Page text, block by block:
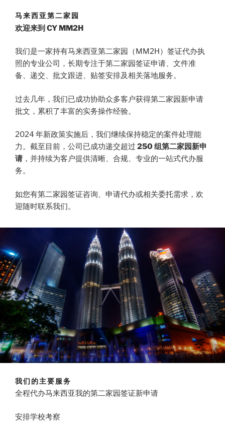
马来西亚第二家园
欢迎来到 CY MM2H
我们是一家持有马来西亚第二家园（MM2H）签证代办执
照的专业公司，长期专注于第二家园签证申请、文件准
备、递交、批文跟进、贴签安排及相关落地服务。
过去几年，我们已成功协助众多客户获得第二家园新申请
批文，累积了丰富的实务操作经验。
2024 年新政策实施后，我们继续保持稳定的案件处理能
力。截至目前，公司已成功递交超过 250 组第二家园新申
请 ，并持续为客户提供清晰、合规、专业的一站式代办服
务。
如您有第二家园签证咨询、申请代办或相关委托需求，欢
迎随时联系我们。
我们的主要服务
全程代办马来西亚我的第二家园签证新申请
安排学校考察